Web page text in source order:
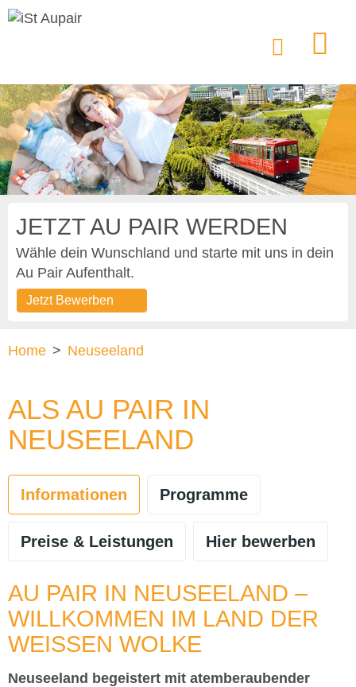
JETZT AU PAIR WERDEN
Wähle dein Wunschland und starte mit uns in dein
Au Pair Aufenthalt.
Jetzt Bewerben
Home > Neuseeland
ALS AU PAIR IN
NEUSEELAND
Informationen Programme
Preise & Leistungen Hier bewerben
AU PAIR IN NEUSEELAND –
WILLKOMMEN IM LAND DER
WEISSEN WOLKE
Neuseeland begeistert mit atemberaubender